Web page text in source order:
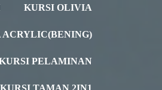
KURSI OLIVIA
PELAMINAN
KURSI TAMAN 2IN1